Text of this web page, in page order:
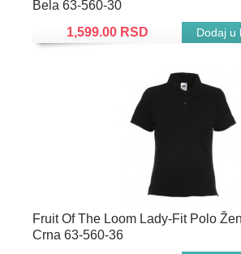
Bela 63-560-30
1,599.00 RSD
Fruit Of The Loom Lady-Fit Polo
Crna 63-560-36